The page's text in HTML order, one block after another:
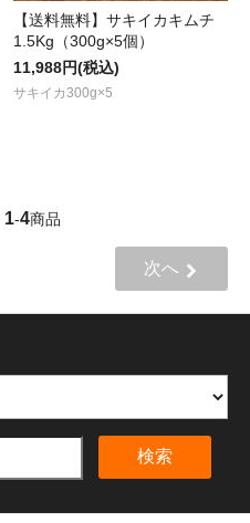
【送料無料】サキイカキムチ
1.5Kg（300g×5個）
11,988円(税込)
サキイカ300g×5
1-4商品
次へ
検索